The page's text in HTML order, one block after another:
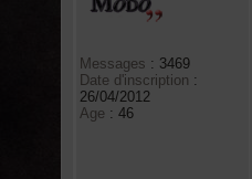
Messages : 3469
Date d'inscription :
26/04/2012
Age : 46